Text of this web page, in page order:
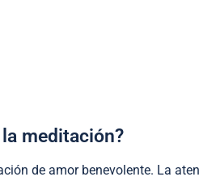
meditación?
de amor benevolente. La